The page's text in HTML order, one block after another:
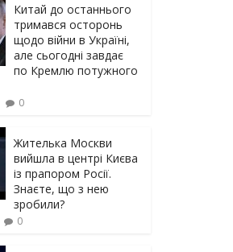
Китай до останнього
тримався осторонь
щодо вiйни в Україні,
але сьогодні завдає
по Кремлю потужного
0
Жителька Москви
вийшла в центрі Києва
із прапором Росії.
Знаєте, що з нею
зробили?
0